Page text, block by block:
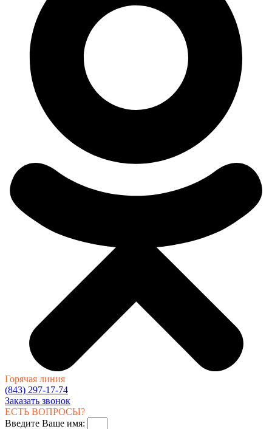
Горячая линия
(843) 297-17-74
Заказать звонок
ЕСТЬ ВОПРОСЫ?
Введите Ваше имя: